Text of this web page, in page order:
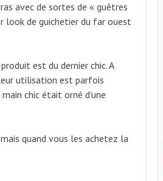
avec de sortes de « guêtres
look de guichetier du far ouest
est du dernier chic. A
utilisation est parfois
chic était orné d’une
quand vous les achetez la